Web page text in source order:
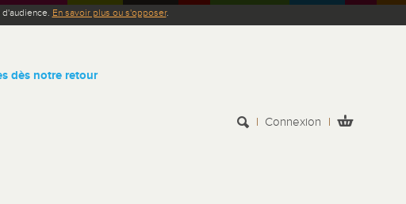
En savoir plus ou s'opposer.
dès notre retour
Connexion